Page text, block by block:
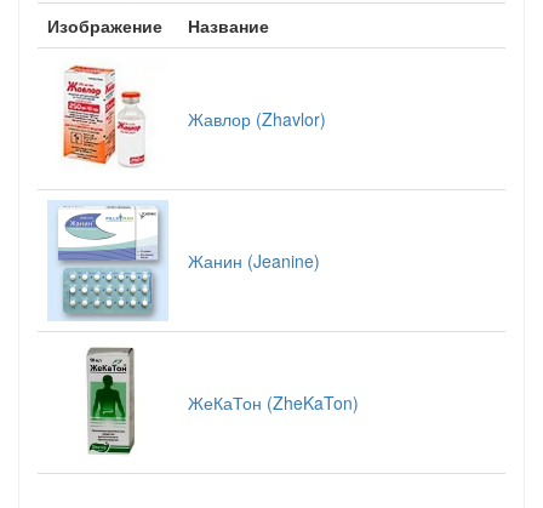
Изображение
Название
Жавлор (Zhavlor)
Жанин (Jeanine)
ЖеКаТон (ZheKaTon)